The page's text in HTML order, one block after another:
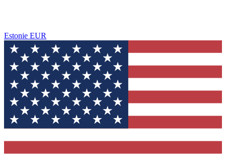
Estonie EUR